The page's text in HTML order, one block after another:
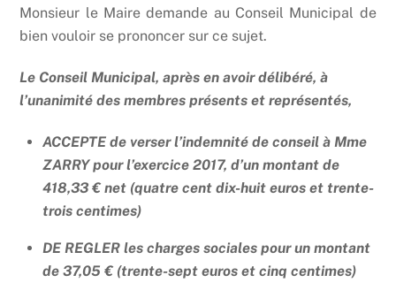
Monsieur le Maire demande au Conseil Municipal de
bien vouloir se prononcer sur ce sujet.
Le Conseil Municipal, après en avoir délibéré, à
l’unanimité des membres présents et représentés,
ACCEPTE de verser l’indemnité de conseil à Mme
ZARRY pour l’exercice 2017, d’un montant de
418,33 € net (quatre cent dix-huit euros et trente-
trois centimes)
DE REGLER les charges sociales pour un montant
de 37,05 € (trente-sept euros et cinq centimes)